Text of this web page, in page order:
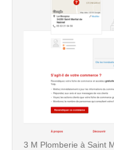
3 M Plomberie à Saint